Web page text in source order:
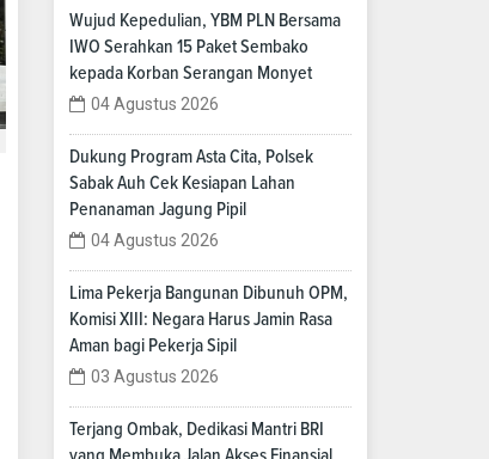
Wujud Kepedulian, YBM PLN Bersama
IWO Serahkan 15 Paket Sembako
kepada Korban Serangan Monyet
04 Agustus 2026
Dukung Program Asta Cita, Polsek
Sabak Auh Cek Kesiapan Lahan
Penanaman Jagung Pipil
04 Agustus 2026
Lima Pekerja Bangunan Dibunuh OPM,
Komisi XIII: Negara Harus Jamin Rasa
Aman bagi Pekerja Sipil
03 Agustus 2026
Terjang Ombak, Dedikasi Mantri BRI